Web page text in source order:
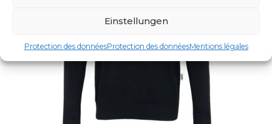
Einstellungen
Protection des donnéesProtection des donnéesMentions légales